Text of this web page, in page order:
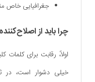
جغرافیایی خاص
چرا باید از
اولاً، رقابت برای کلمات
خیلی دشوار است، در